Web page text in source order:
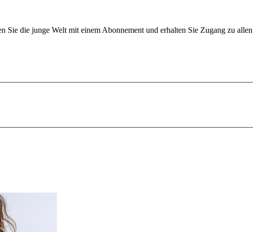
die junge Welt mit einem Abonnement und erhalten Sie Zugang zu